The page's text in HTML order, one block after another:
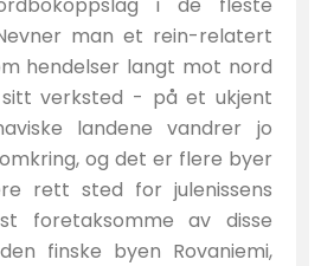
man et rein-relatert
hendelser langt mot nord
verksted - på et ukjent
landene vandrer jo
og det er flere byer
rett sted for julenissens
foretaksomme av disse
finske byen Rovaniemi,